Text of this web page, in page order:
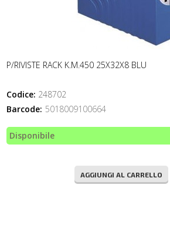
P/RIVISTE RACK K.M.450 25X32X8 BLU
Codice: 248702
Barcode: 5018009100664
Disponibile
AGGIUNGI AL CARRELLO